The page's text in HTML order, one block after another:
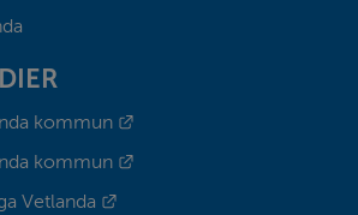
kommun
kommun
Vetlanda